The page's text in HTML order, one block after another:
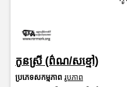
កូនស្រី (ព៌ណ/សខ្មៅ)
ប្រភេទសកម្មភាព រូបភាព